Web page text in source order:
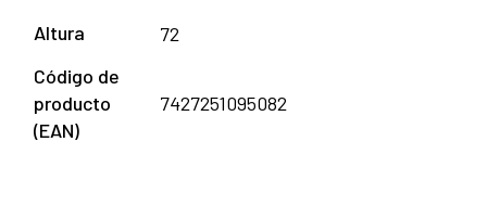
Altura
72
Código de
producto
(EAN)
7427251095082